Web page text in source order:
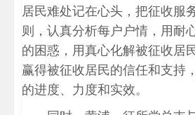
居民难处记在心头，把征收服
则，认真分析每户户情，用耐
的困惑，用真心化解被征收居
赢得被征收居民的信任和支持
的进度、力度和实效。